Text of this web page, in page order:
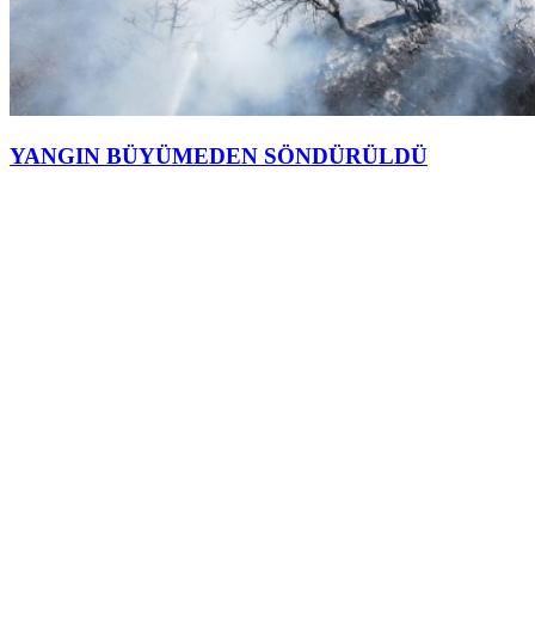
YANGIN BÜYÜMEDEN SÖNDÜRÜLDÜ